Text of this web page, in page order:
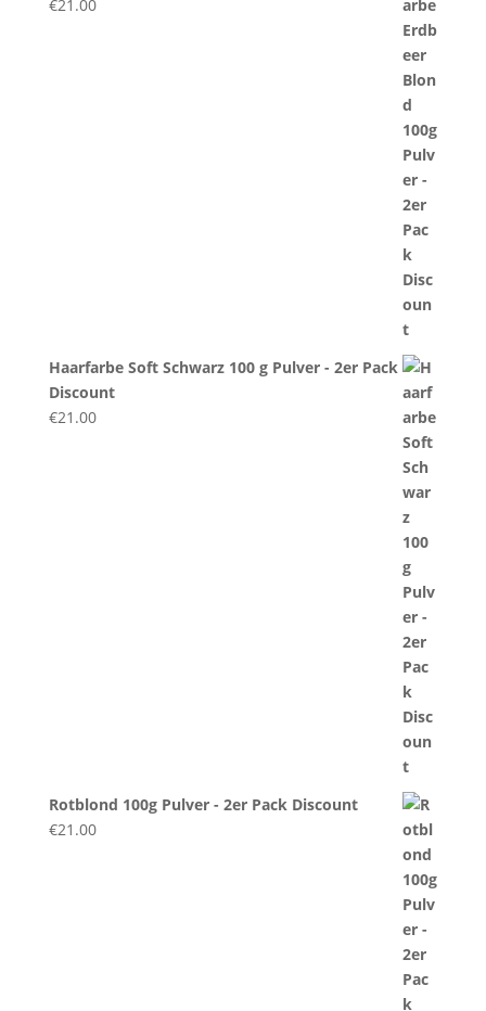
€21.00
Haarfarbe Soft Schwarz 100 g Pulver - 2er Pack
Discount
€21.00
Rotblond 100g Pulver - 2er Pack Discount
€21.00